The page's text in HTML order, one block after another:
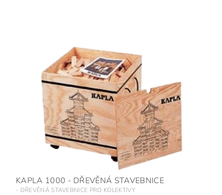
KAPLA 1000 - DŘEVĚNÁ STAVEBNICE
- DŘEVĚNÁ STAVEBNICE PRO KOLEKTIVY